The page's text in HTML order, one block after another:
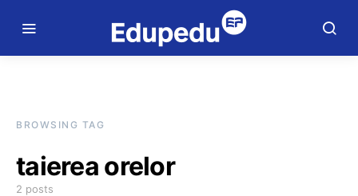
BROWSING TAG
taierea orelor
2 posts